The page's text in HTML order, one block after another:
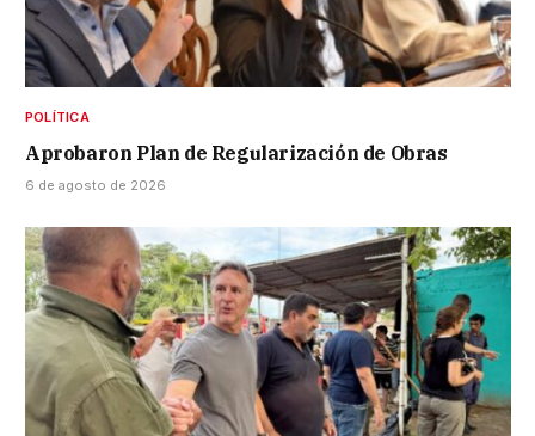
POLÍTICA
Aprobaron Plan de Regularización de Obras
6 de agosto de 2026